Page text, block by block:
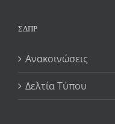
ΣΔΠΡ
Ανακοινώσεις
Δελτία Τύπου